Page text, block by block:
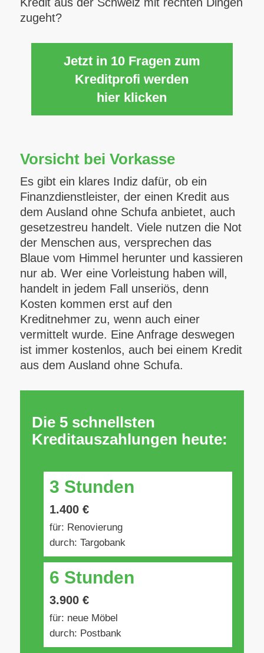
zugeht?
Jetzt in 10 Fragen zum
Kreditprofi werden
hier klicken
Vorsicht bei Vorkasse
Es gibt ein klares Indiz dafür, ob ein
Finanzdienstleister, der einen Kredit aus
dem Ausland ohne Schufa anbietet, auch
gesetzestreu handelt. Viele nutzen die Not
der Menschen aus, versprechen das
Blaue vom Himmel herunter und kassieren
nur ab. Wer eine Vorleistung haben will,
handelt in jedem Fall unseriös, denn
Kosten kommen erst auf den
Kreditnehmer zu, wenn auch einer
vermittelt wurde. Eine Anfrage deswegen
ist immer kostenlos, auch bei einem Kredit
aus dem Ausland ohne Schufa.
Die 5 schnellsten
Kreditauszahlungen heute:
3 Stunden
1.400 €
für: Renovierung
durch: Targobank
6 Stunden
3.900 €
für: neue Möbel
durch: Postbank